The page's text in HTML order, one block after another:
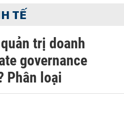
TẾ
trị doanh
governance
Phân loại